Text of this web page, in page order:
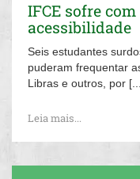
IFCE sofre
acessibilidade
Seis estudantes
puderam frequentar
Libras e outros, por
Leia mais...